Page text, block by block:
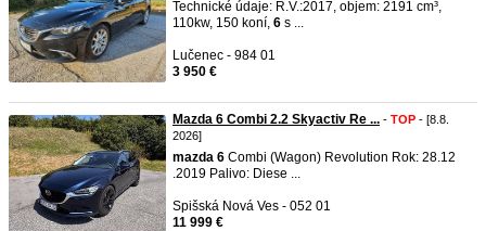
Technické údaje: R.V.:2017, objem: 2191 cm³,
110kw, 150 koní, 6 s ...
Lučenec - 984 01
3 950 €
Mazda 6 Combi 2.2 Skyactiv Re ... - TOP - [8.8.
2026]
mazda 6 Combi (Wagon) Revolution Rok: 28.12
.2019 Palivo: Diese ...
Spišská Nová Ves - 052 01
11 999 €